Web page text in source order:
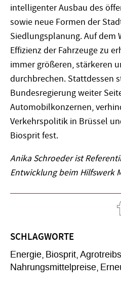
intelligenter Ausbau des
sowie neue Formen der
Siedlungsplanung. Auf dem
Effizienz der Fahrzeuge zu
immer größeren, stärkeren
durchbrechen. Stattdessen
Bundesregierung weiter
Automobilkonzernen,
Verkehrspolitik in Brüssel
Biosprit fest.
Anika Schroeder ist
Entwicklung beim Hilfswerk
SCHLAGWORTE
Energie Biosprit
Nahrungsmittelpreise